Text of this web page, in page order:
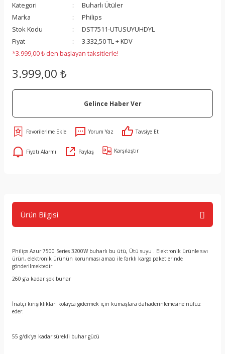
Kategori
Buharlı Ütüler
Marka
Philips
Stok Kodu
DST7511-UTUSUYUHDYL
Fiyat
3.332,50 TL + KDV
*3.999,00 ₺ den başlayan taksitlerle!
3.999,00 ₺
Gelince Haber Ver
Yorum Yaz Tavsiye Et
Fiyatı Alarmı Paylaş Karşılaştır
Ürün Bilgisi
Philips Azur 7500 Series 3200W buharlı bu ütü, Ütü suyu . Elektronik ürünle sıvı
ürün, elektronik ürünün korunması amacı ile farklı kargo paketlerinde
gönderilmektedir.
260 g'a kadar şok buhar
İnatçı kırışıklıkları kolayca gidermek için kumaşlara dahaderinlemesine nüfuz
eder.
55 g/dk'ya kadar sürekli buhar gücü